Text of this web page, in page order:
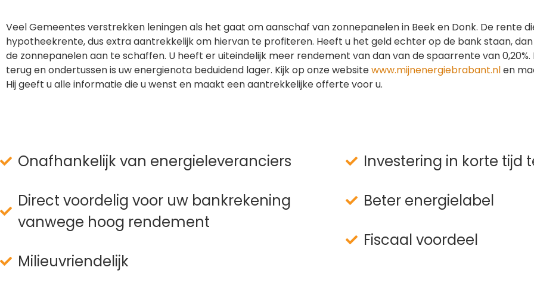
Veel Gemeentes verstrekken leningen als het gaat om aanschaf van zonnepanelen in Beek en Donk. De rente
hypotheekrente, dus extra aantrekkelijk om hiervan te profiteren. Heeft u het geld echter op de bank staan,
de zonnepanelen aan te schaffen. U heeft er uiteindelijk meer rendement van dan van de spaarrente van
terug en ondertussen is uw energienota beduidend lager. Kijk op onze websitewww.mijnenergiebrabant.nlen
Hij geeft u alle informatie die u wenst en maakt een aantrekkelijke offerte voor u.
Onafhankelijk van energieleveranciers
Direct voordelig voor uw bankrekening
vanwege hoog rendement
Milieuvriendelijk
Investering in korte tijd
Beter energielabel
Fiscaal voordeel